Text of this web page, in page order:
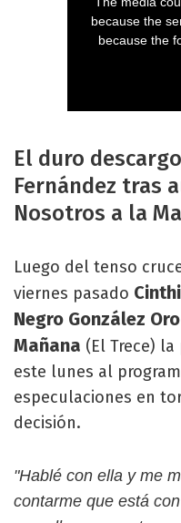
El duro
Fernández tras
Nosotros a la
Luego del tenso
viernes pasado
Negro González Oro
Mañana (El Trece)
este lunes al
especulaciones en
decisión.
"Hablé con ella y me
contarme que está